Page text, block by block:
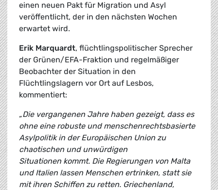
einen neuen Pakt für Migration und Asyl
veröffentlicht, der in den nächsten Wochen
erwartet wird.
Erik Marquardt, flüchtlingspolitischer Sprecher
der Grünen/EFA-Fraktion und regelmäßiger
Beobachter der Situation in den
Flüchtlingslagern vor Ort auf Lesbos,
kommentiert:
„Die vergangenen Jahre haben gezeigt, dass es
ohne eine robuste und menschenrechtsbasierte
Asylpolitik in der Europäischen Union zu
chaotischen und unwürdigen
Situationen kommt. Die Regierungen von Malta
und Italien lassen Menschen ertrinken, statt sie
mit ihren Schiffen zu retten. Griechenland,